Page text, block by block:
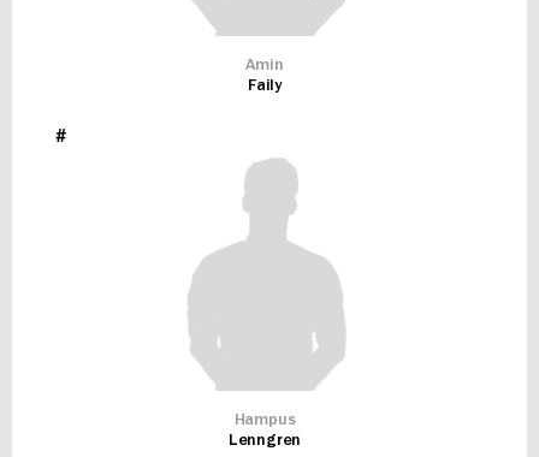
Amin
Faily
#
Hampus
Lenngren